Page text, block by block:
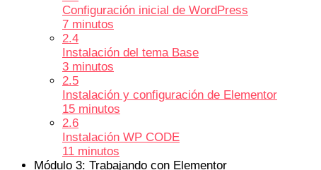
Configuración inicial de WordPress
7 minutos
2.4
Instalación del tema Base
3 minutos
2.5
Instalación y configuración de Elementor
15 minutos
2.6
Instalación WP CODE
11 minutos
Módulo 3: Trabajando con Elementor